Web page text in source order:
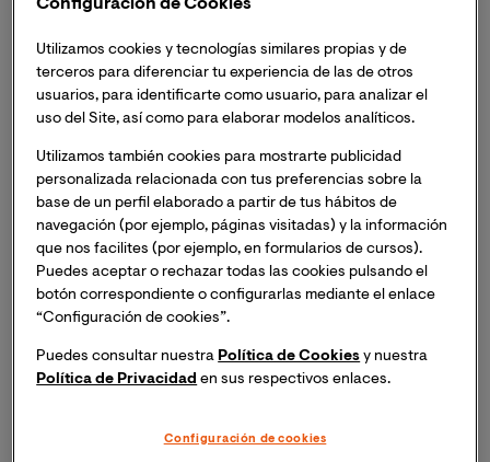
En realidad, esa posibilidad ya existía. Un artista sin
compromisos de representación comercial puede
vender directamente su obra al igual que puede
es que determinados artistas que trabajan con
soportes digitales tenían verdaderas dificultades para
comercializar su producto, tanto de manera autónoma
como a través de una galería, porque no podían firmar y
seriar su obra como se haría con un grabado, es decir,
era imposible distinguir el original de una copia. Con la
inclusión de un NFT se puede confirmar la autenticidad.
lo que sucede es que la mayoría de estos artistas
eso las primeras ventas de criptoarte se han realizado
Configuración de Cookies
Utilizamos cookies y tecnologías similares propias y de
terceros para diferenciar tu experiencia de las de otros
usuarios, para identificarte como usuario, para analizar el
uso del Site, así como para elaborar modelos analíticos.
Utilizamos también cookies para mostrarte publicidad
personalizada relacionada con tus preferencias sobre la
base de un perfil elaborado a partir de tus hábitos de
navegación (por ejemplo, páginas visitadas) y la información
que nos facilites (por ejemplo, en formularios de cursos).
Puedes aceptar o rechazar todas las cookies pulsando el
botón correspondiente o configurarlas mediante el enlace
“Configuración de cookies”.
Puedes consultar nuestra Política de Cookies y nuestra
Política de Privacidad en sus respectivos enlaces.
Configuración de cookies